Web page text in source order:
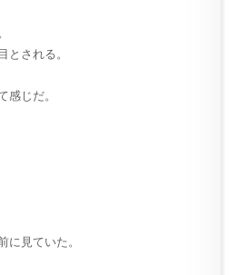
とされる。
感じだ。
に見ていた。